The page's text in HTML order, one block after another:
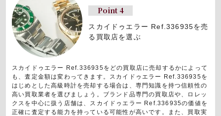
Point 4
スカイドゥエラー Ref.336935を売
る買取店を選ぶ
スカイドゥエラー Ref.336935をどの買取店に売却するかによって
も、査定金額は変わってきます。スカイドゥエラー Ref.336935を
はじめとした高級時計を売却する場合は、専門知識を持つ信頼性の
高い買取業者を選びましょう。ブランド品専門の買取店や、ロレッ
クスを中心に扱う店舗は、スカイドゥエラー Ref.336935の価値を
正確に査定する能力を持っている可能性が高いです。また、買取実